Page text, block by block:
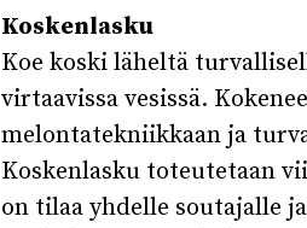
Koskenlasku
Koe koski läheltä
virtaavissa vesissä.
melontatekniikkaan ja
Koskenlasku toteutetaan
on tilaa yhdelle soutajalle